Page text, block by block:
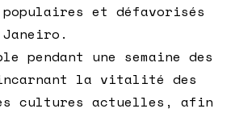
et défavorisés
pendant une semaine des
la vitalité des
cultures actuelles, afin